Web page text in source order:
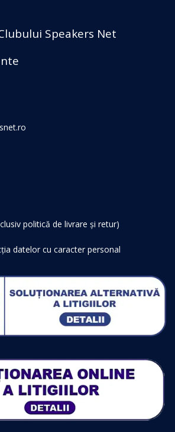
Speakers Net
politică de livrare și retur)
datelor cu caracter personal